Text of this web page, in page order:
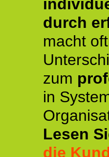
durch
macht
zum
in
Lesen
die